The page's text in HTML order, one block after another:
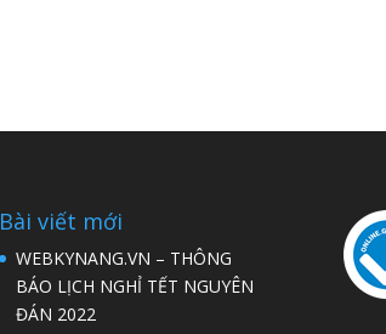
Bài viết mới
WEBKYNANG.VN – THÔNG
BÁO LỊCH NGHỈ TẾT NGUYÊN
ĐÁN 2022